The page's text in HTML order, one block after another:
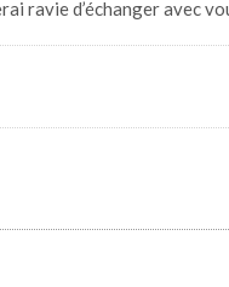
ravie d’échanger avec